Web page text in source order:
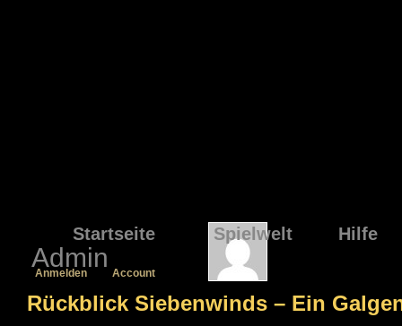
Startseite Spielwelt Hilfe
Admin
Anmelden Account
Rückblick Siebenwinds – Ein